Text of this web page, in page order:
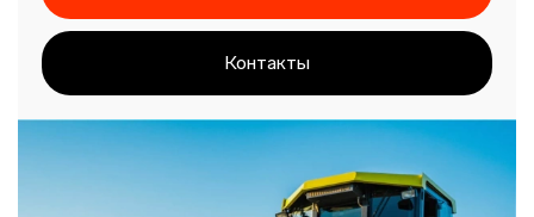
Контакты